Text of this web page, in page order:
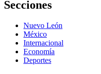
Secciones
Nuevo León
México
Internacional
Economía
Deportes